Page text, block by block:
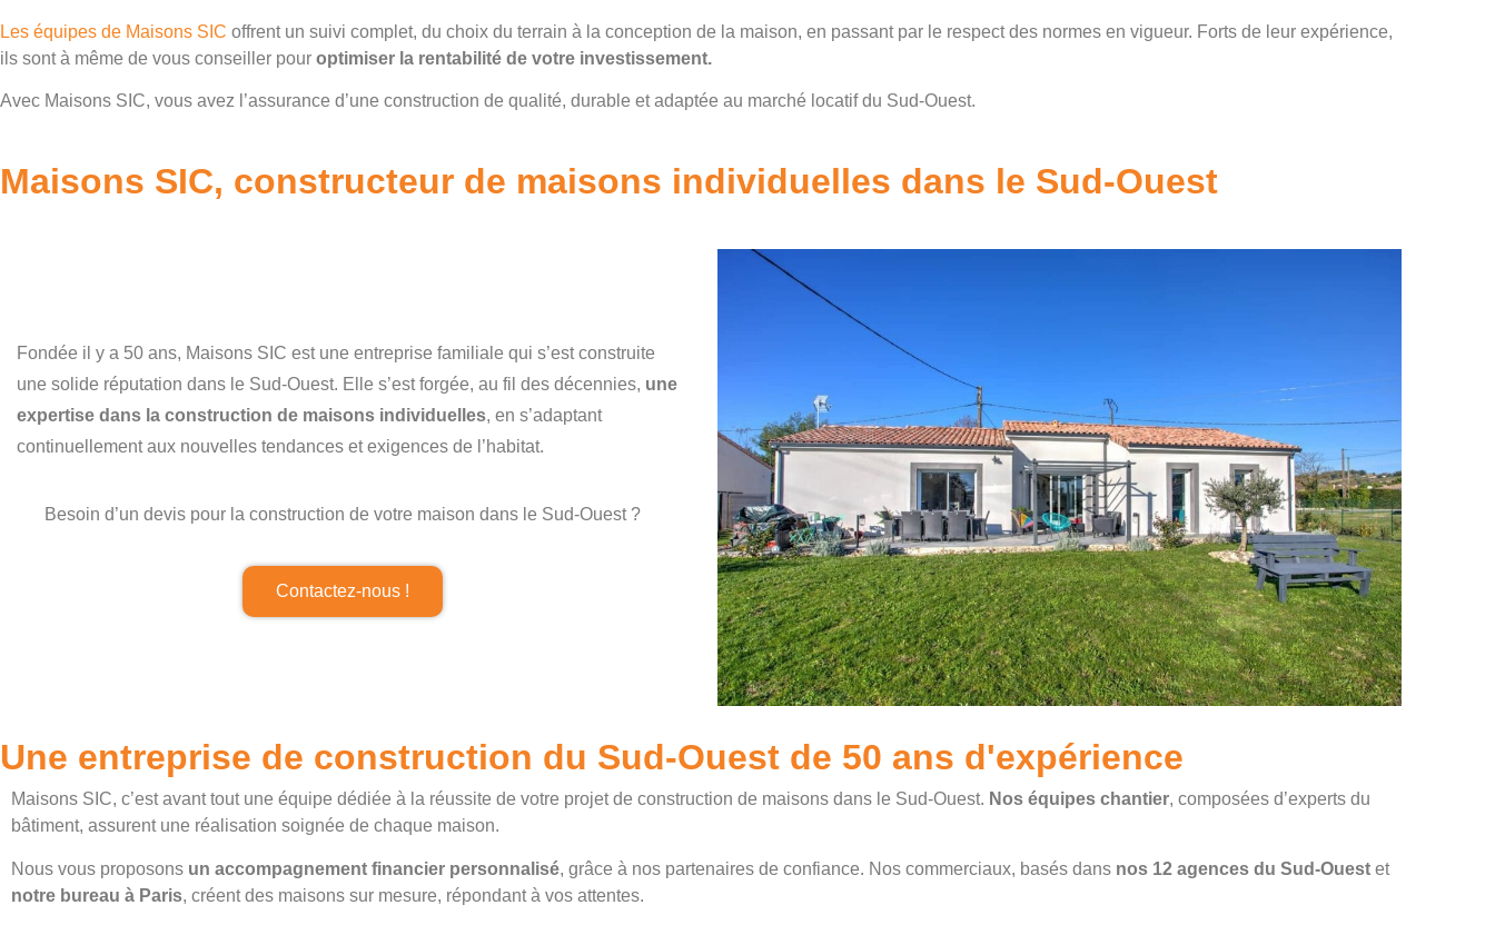
Les équipes de Maisons SIC offrent un suivi complet, du choix du terrain à la conception de la maison, en passant par le respect des normes en vigueur. Forts de leur expérience,
ils sont à même de vous conseiller pour optimiser la rentabilité de votre investissement.
Avec Maisons SIC, vous avez l’assurance d’une construction de qualité, durable et adaptée au marché locatif du Sud-Ouest.
Maisons SIC, constructeur de maisons individuelles dans le Sud-Ouest
Fondée il y a 50 ans, Maisons SIC est une entreprise familiale qui s’est construite
une solide réputation dans le Sud-Ouest. Elle s’est forgée, au fil des décennies, une
expertise dans la construction de maisons individuelles, en s’adaptant
continuellement aux nouvelles tendances et exigences de l’habitat.
Besoin d’un devis pour la construction de votre maison dans le Sud-Ouest ?
Contactez-nous !
Une entreprise de construction du Sud-Ouest de 50 ans d'expérience
Maisons SIC, c’est avant tout une équipe dédiée à la réussite de votre projet de construction de maisons dans le Sud-Ouest. Nos équipes chantier, composées d’experts du
bâtiment, assurent une réalisation soignée de chaque maison.
Nous vous proposons un accompagnement financier personnalisé, grâce à nos partenaires de confiance. Nos commerciaux, basés dans nos 12 agences du Sud-Ouest et
notre bureau à Paris, créent des maisons sur mesure, répondant à vos attentes.